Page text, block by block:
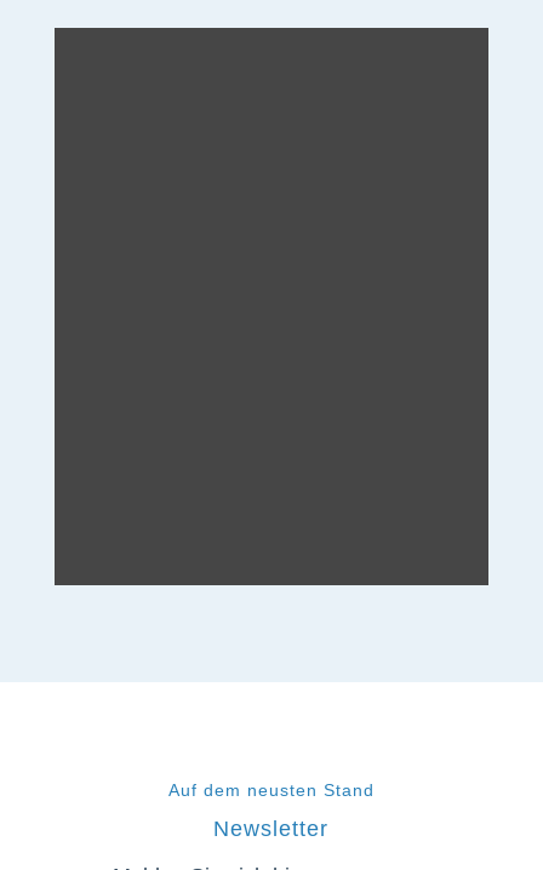
Auf dem neusten Stand
Newsletter